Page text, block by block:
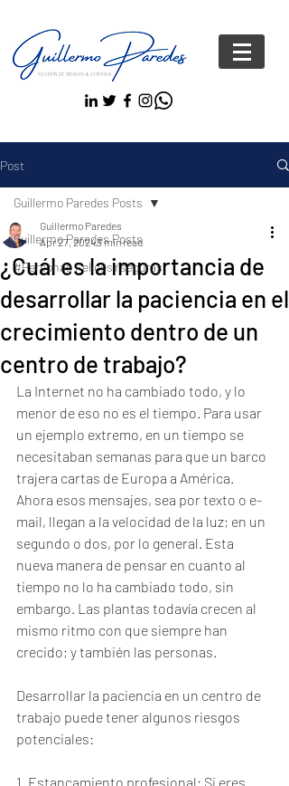
Post
Guillermo Paredes Posts
#Personas FelicesYseguras
Guillermo Paredes Posts
¿Cuál es la importancia de
desarrollar la paciencia en el
crecimiento dentro de un
centro de trabajo?
Guillermo Paredes
Apr 27, 20243 min read
La Internet no ha cambiado todo, y lo
menor de eso no es el tiempo. Para usar
un ejemplo extremo, en un tiempo se
necesitaban semanas para que un barco
trajera cartas de Europa a América.
Ahora esos mensajes, sea por texto o e-
mail, llegan a la velocidad de la luz; en un
segundo o dos, por lo general. Esta
nueva manera de pensar en cuanto al
tiempo no lo ha cambiado todo, sin
embargo. Las plantas todavía crecen al
mismo ritmo con que siempre han
crecido; y también las personas.
Desarrollar la paciencia en un centro de
trabajo puede tener algunos riesgos
potenciales:
1. Estancamiento profesional: Si eres